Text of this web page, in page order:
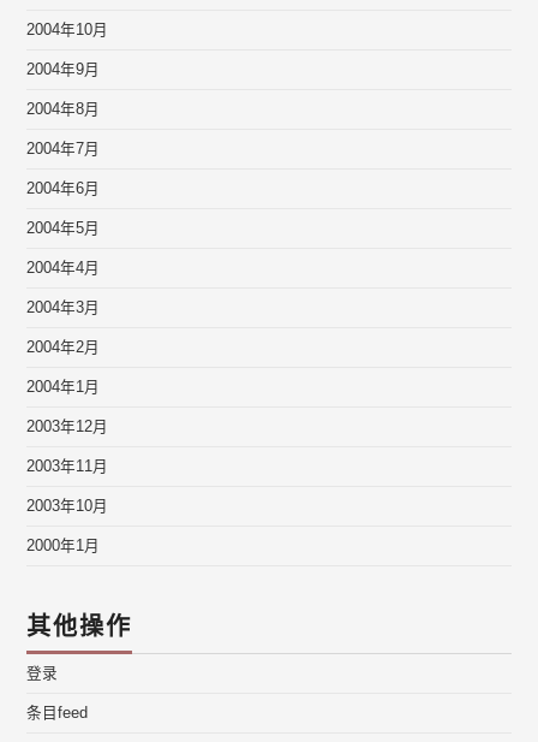
2004年10月
2004年9月
2004年8月
2004年7月
2004年6月
2004年5月
2004年4月
2004年3月
2004年2月
2004年1月
2003年12月
2003年11月
2003年10月
2000年1月
其他操作
登录
条目feed